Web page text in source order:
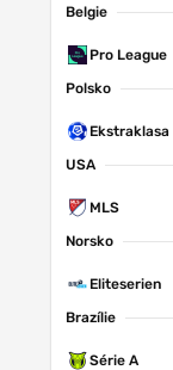
Belgie
Pro League
Polsko
Ekstraklasa
USA
MLS
Norsko
Eliteserien
Brazílie
Série A